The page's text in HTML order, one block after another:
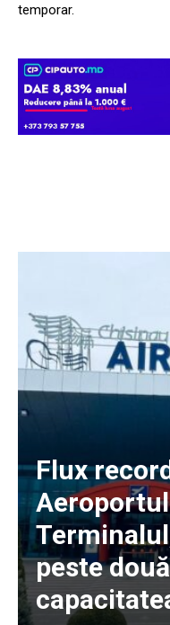
temporar.
Flux
Aeroportul
peste